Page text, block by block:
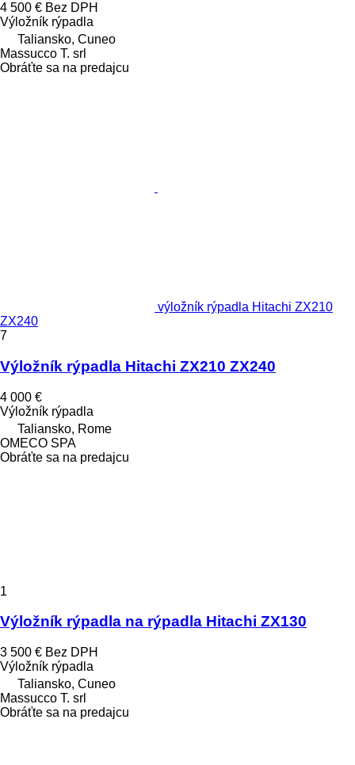
4 500 € Bez DPH
Výložník rýpadla
Taliansko, Cuneo
Massucco T. srl
Obráťte sa na predajcu
výložník rýpadla Hitachi ZX210
ZX240
7
Výložník rýpadla Hitachi ZX210 ZX240
4 000 €
Výložník rýpadla
Taliansko, Rome
OMECO SPA
Obráťte sa na predajcu
1
Výložník rýpadla na rýpadla Hitachi ZX130
3 500 € Bez DPH
Výložník rýpadla
Taliansko, Cuneo
Massucco T. srl
Obráťte sa na predajcu